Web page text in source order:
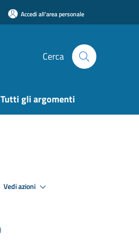
Accedi all'area personale
Cerca
Tutti gli argomenti
Vedi azioni